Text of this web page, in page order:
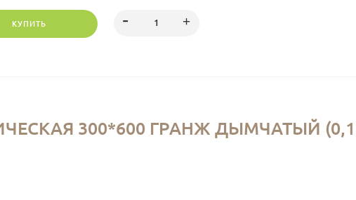
КУПИТЬ
300*600 ГРАНЖ ДЫМЧАТЫЙ